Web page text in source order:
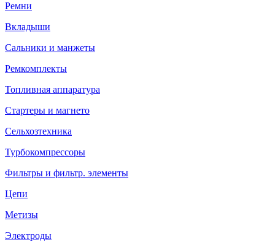
Ремни
Вкладыши
Сальники и манжеты
Ремкомплекты
Топливная аппаратура
Стартеры и магнето
Сельхозтехника
Турбокомпрессоры
Фильтры и фильтр. элементы
Цепи
Метизы
Электроды